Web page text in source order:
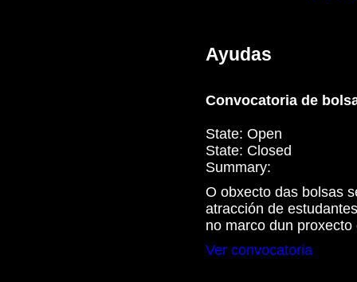
Ayudas
Convocatoria de
State: Open
State: Closed
Summary:
O obxecto das bolsas
atracción de
no marco dun
Ver convocatoria